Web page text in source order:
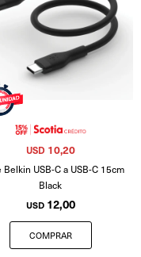
Belkin USB-C a USB-C 15cm
Black
USD 12,00
USD 10,20